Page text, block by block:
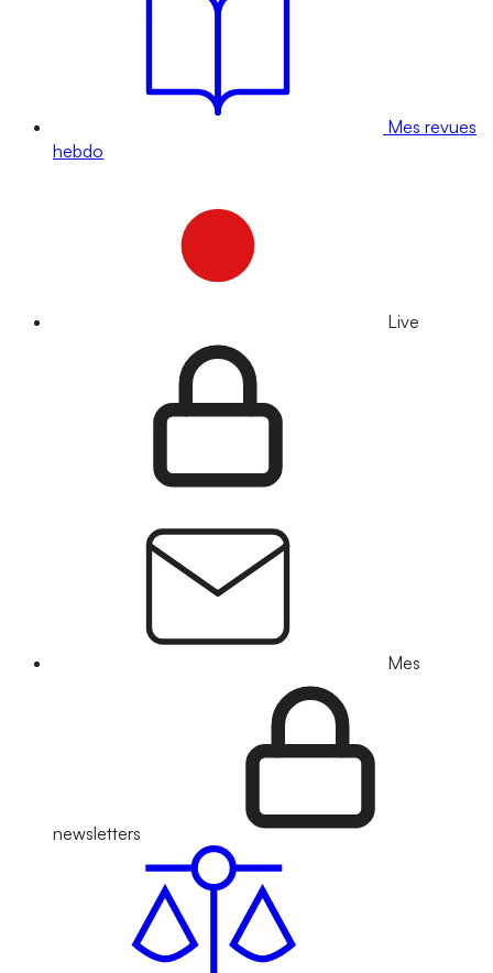
Mes revues
hebdo
Live
Mes
newsletters